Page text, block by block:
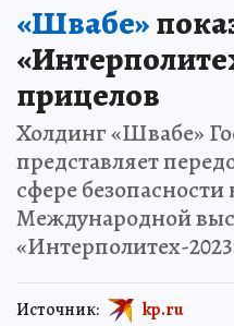
«Швабе»
прицелов
Холдинг «Швабе»
представляет
сфере
Международной
«Интерполитех-
Источник: kp.ru